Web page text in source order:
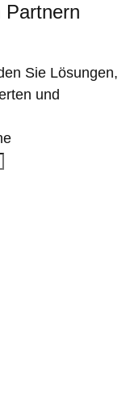
Partnern
Sie Lösungen,
und